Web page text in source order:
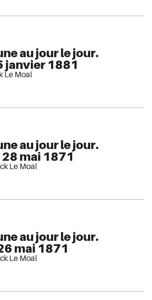
au jour le jour.
janvier 1881
Le Moal
au jour le jour.
mai 1871
Le Moal
au jour le jour.
mai 1871
Le Moal